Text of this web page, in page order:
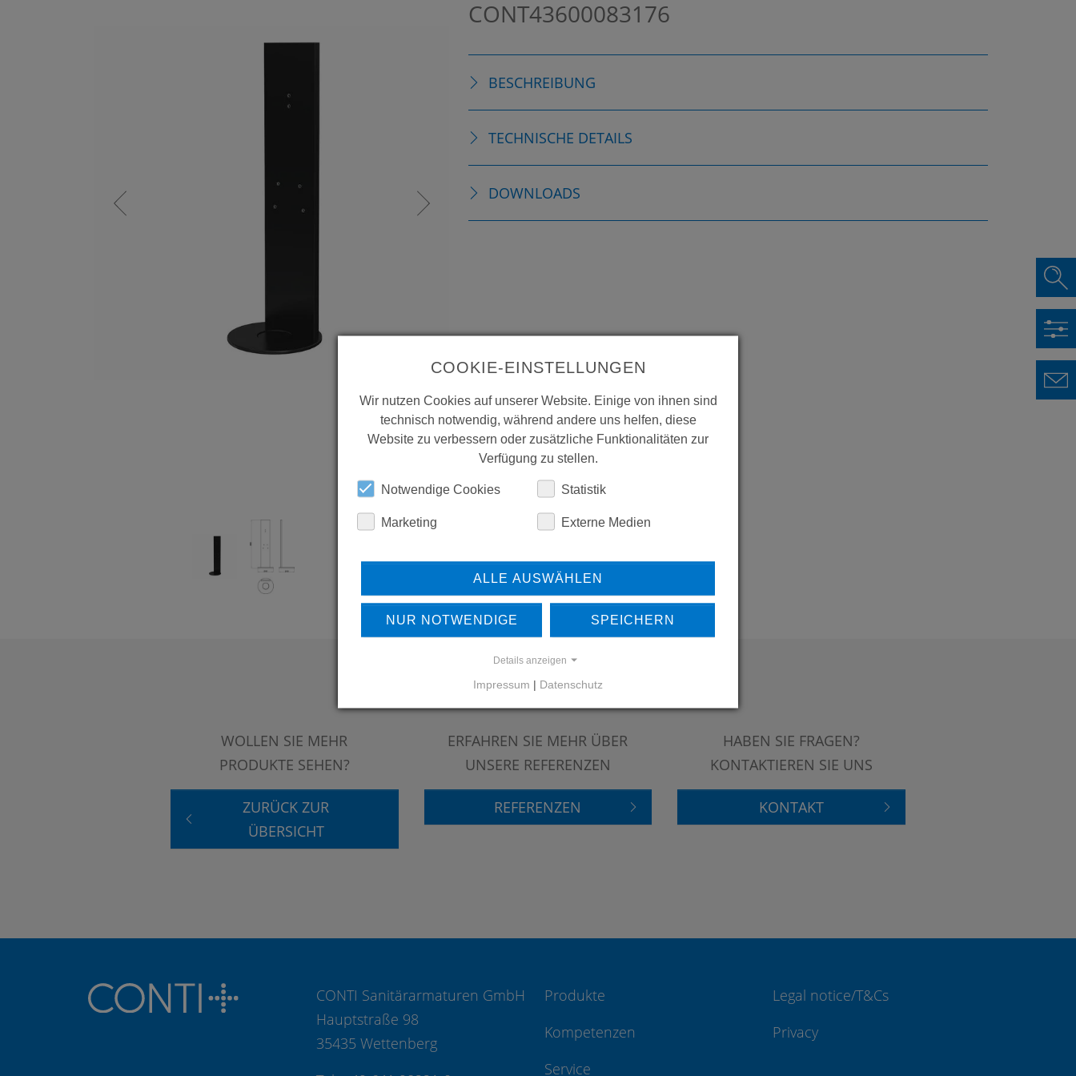
CONT43600083176
BESCHREIBUNG
TECHNISCHE DETAILS
DOWNLOADS
WOLLEN SIE MEHR
PRODUKTE SEHEN?
ZURÜCK ZUR
ÜBERSICHT
ERFAHREN SIE MEHR ÜBER
UNSERE REFERENZEN
REFERENZEN
HABEN SIE FRAGEN?
KONTAKTIEREN SIE UNS
KONTAKT
CONTI Sanitärarmaturen GmbH
Hauptstraße 98
35435 Wettenberg
Produkte
Kompetenzen
Service
Legal notice/T&Cs
Privacy
COOKIE-EINSTELLUNGEN
Wir nutzen Cookies auf unserer Website. Einige von ihnen sind
technisch notwendig, während andere uns helfen, diese
Website zu verbessern oder zusätzliche Funktionalitäten zur
Verfügung zu stellen.
Notwendige Cookies Statistik
Marketing Externe Medien
ALLE AUSWÄHLEN
NUR NOTWENDIGE SPEICHERN
Details anzeigen
Impressum | Datenschutz